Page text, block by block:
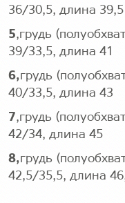
36/30,5, длина 39,5
5,грудь
39/33,5, длина 41
6,грудь
40/33,5, длина 43
7,грудь
42/34, длина 45
8,грудь
42,5/35,5, длина